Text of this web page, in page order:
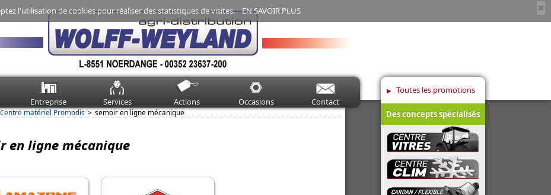
×
l'utilisation de cookies pour réaliser des statistiques de visites.EN SAVOIR PLUS
Entreprise Services Actions Occasions Contact
Centre matériel Promodis semoir en ligne mécanique
en ligne mécanique
Toutes les promotions
Des concepts spécialisés